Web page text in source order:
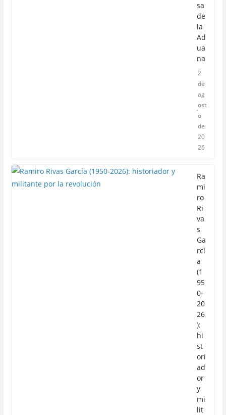
sa
de
la
Ad
ua
na
2
de
ag
ost
o
de
20
26
Ra
mi
ro
Ri
va
s
Ga
rcí
a
(1
95
0-
20
26
):
hi
st
ori
ad
or
y
mi
lit